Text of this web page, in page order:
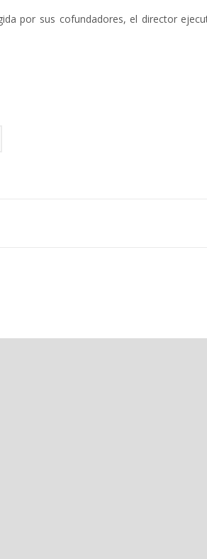
por sus cofundadores, el director